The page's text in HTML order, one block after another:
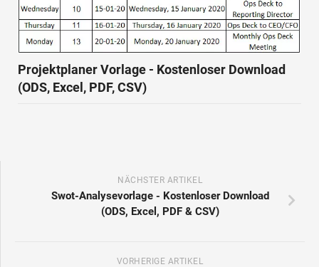
Projektplaner Vorlage - Kostenloser Download
(ODS, Excel, PDF, CSV)
NÄCHSTER ARTIKEL
Swot-Analysevorlage - Kostenloser Download
(ODS, Excel, PDF & CSV)
VORHERIGE ARTIKEL